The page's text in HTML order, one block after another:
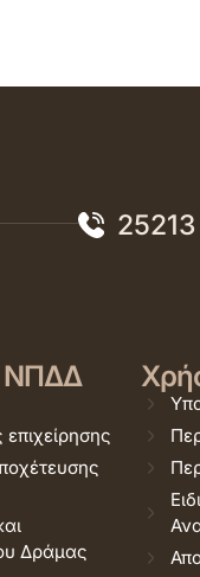
ΝΠΔΔ
Δράμας